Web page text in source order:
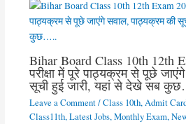
Bihar Board Class 10th 12th
परीक्षा में पूरे पाठ्यक्रम से पूछे
सूची हुई जारी, यहां से देखे सब
Leave a Comment /Class 10th,Admit
Class11th,Latest Jobs,Monthly Exam,